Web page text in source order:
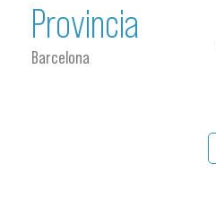
Provincia
Barcelona